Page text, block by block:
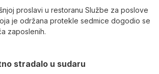
proslavi u restoranu Službe za poslove
je održana protekle sedmice dogodio se
zaposlenih.
stradalo u sudaru